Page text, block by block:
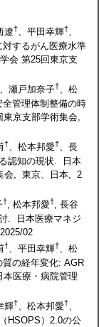
遼†、平田幸輝†、
対するがん医療水準
会 第25回東京支
、瀬戸加奈子†、松
全管理体制整備の時
京支部学術集会,
†、松本邦愛†、長
認知の現状. 日本
会, 東京、日本, 2
†, 松本邦愛†, 長谷
. 日本医療マネジ
02
†、平田幸輝†、松
質の経年変化: AGR
医療・病院管理
輝†、松本邦愛†、
HSOPS）2.0の公